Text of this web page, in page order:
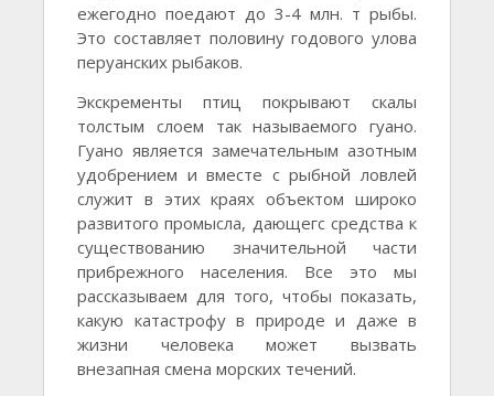
ежегодно поедают до 3-4 млн. т рыбы.
Это составляет половину годового улова
перуанских рыбаков.
Экскременты птиц покрывают скалы
толстым слоем так называемого гуано.
Гуано является замечательным азотным
удобрением и вместе с рыбной ловлей
служит в этих краях объектом широко
развитого промысла, дающегс средства к
существованию значительной части
прибрежного населения. Все это мы
рассказываем для того, чтобы показать,
какую катастрофу в природе и даже в
жизни человека может вызвать
внезапная смена морских течений.